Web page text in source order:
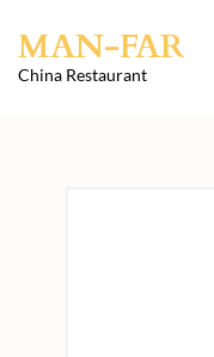
content
MAN-FAR
China Restaurant